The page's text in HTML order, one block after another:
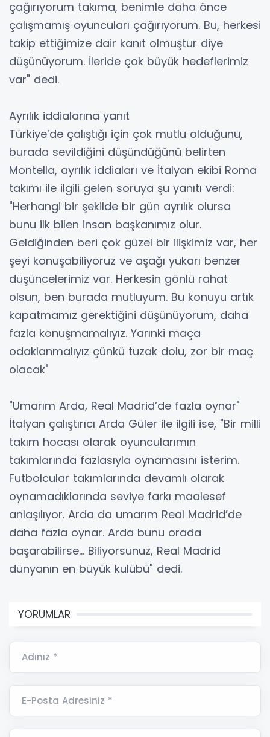
çağırıyorum takıma, benimle daha önce
çalışmamış oyuncuları çağırıyorum. Bu, herkesi
takip ettiğimize dair kanıt olmuştur diye
düşünüyorum. İleride çok büyük hedeflerimiz
var" dedi.
Ayrılık iddialarına yanıt
Türkiye’de çalıştığı için çok mutlu olduğunu,
burada sevildiğini düşündüğünü belirten
Montella, ayrılık iddiaları ve İtalyan ekibi Roma
takımı ile ilgili gelen soruya şu yanıtı verdi:
"Herhangi bir şekilde bir gün ayrılık olursa
bunu ilk bilen insan başkanımız olur.
Geldiğinden beri çok güzel bir ilişkimiz var, her
şeyi konuşabiliyoruz ve aşağı yukarı benzer
düşüncelerimiz var. Herkesin gönlü rahat
olsun, ben burada mutluyum. Bu konuyu artık
kapatmamız gerektiğini düşünüyorum, daha
fazla konuşmamalıyız. Yarınki maça
odaklanmalıyız çünkü tuzak dolu, zor bir maç
olacak"
"Umarım Arda, Real Madrid’de fazla oynar"
İtalyan çalıştırıcı Arda Güler ile ilgili ise, "Bir milli
takım hocası olarak oyuncularımın
takımlarında fazlasıyla oynamasını isterim.
Futbolcular takımlarında devamlı olarak
oynamadıklarında seviye farkı maalesef
anlaşılıyor. Arda da umarım Real Madrid’de
daha fazla oynar. Arda bunu orada
başarabilirse... Biliyorsunuz, Real Madrid
dünyanın en büyük kulübü" dedi.
YORUMLAR
Adınız *
E-Posta Adresiniz *